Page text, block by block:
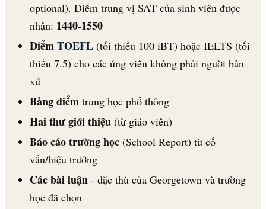
optional). Điểm trung vị SAT của sinh viên được
nhận: 1440-1550
ĐiểmTOEFL(tối thiểu 100 iBT) hoặc IELTS (tối
thiểu 7.5) cho các ứng viên không phải người bản
xứ
Bảng điểmtrung học phổ thông
Hai thư giới thiệu(từ giáo viên)
Báo cáo trường học(School Report) từ cố
vấn/hiệu trưởng
Các bài luận- đặc thù của Georgetown và trường
học đã chọn